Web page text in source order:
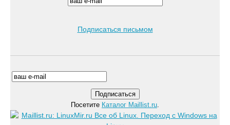
Подписаться письмом
Посетите Каталог Maillist.ru.